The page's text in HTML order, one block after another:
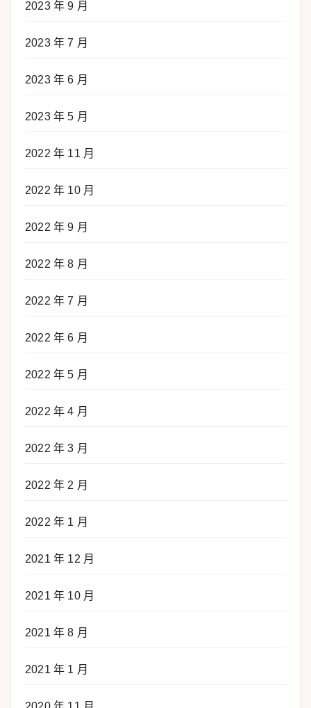
2023 年 9 月
2023 年 7 月
2023 年 6 月
2023 年 5 月
2022 年 11 月
2022 年 10 月
2022 年 9 月
2022 年 8 月
2022 年 7 月
2022 年 6 月
2022 年 5 月
2022 年 4 月
2022 年 3 月
2022 年 2 月
2022 年 1 月
2021 年 12 月
2021 年 10 月
2021 年 8 月
2021 年 1 月